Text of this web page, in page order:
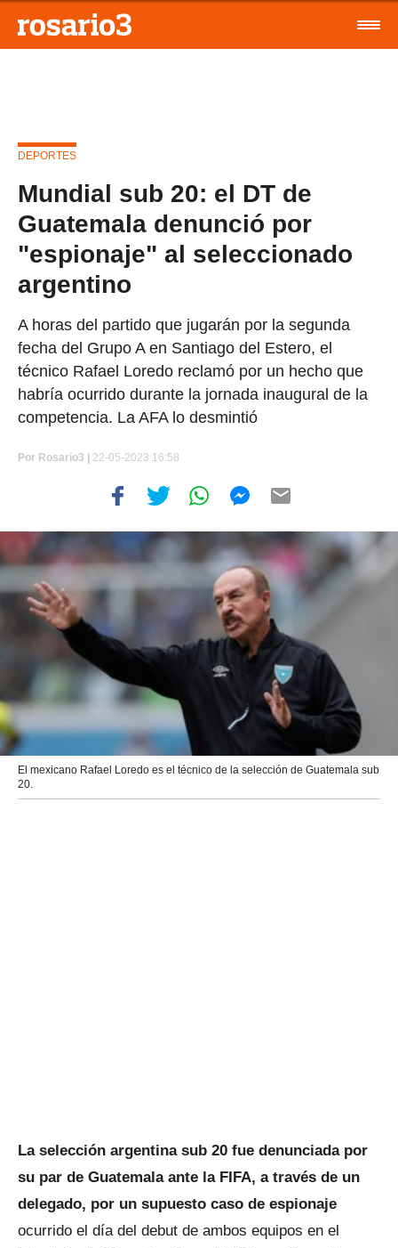
DEPORTES
Mundial sub 20: el DT de
Guatemala denunció por
"espionaje" al seleccionado
argentino
A horas del partido que jugarán por la segunda
fecha del Grupo A en Santiago del Estero, el
técnico Rafael Loredo reclamó por un hecho que
habría ocurrido durante la jornada inaugural de la
competencia. La AFA lo desmintió
Por Rosario3 | 22-05-2023 16:58
El mexicano Rafael Loredo es el técnico de la selección de Guatemala sub
20.
La selección argentina sub 20 fue denunciada por
su par de Guatemala ante la FIFA, a través de un
delegado, por un supuesto caso de espionaje
ocurrido el día del debut de ambos equipos en el